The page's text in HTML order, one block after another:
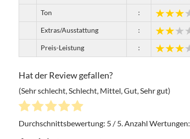
Ton :
Extras/Ausstattung :
Preis-Leistung :
Hat der Review gefallen?
(Sehr schlecht, Schlecht, Mittel, Gut, Sehr gut)
Durchschnittsbewertung: 5 / 5. Anzahl Wertungen: